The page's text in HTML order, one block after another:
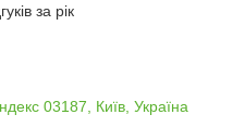
за рік
03187, Київ, Україна